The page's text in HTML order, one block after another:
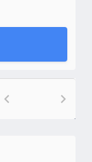
chevron_left chevron_right